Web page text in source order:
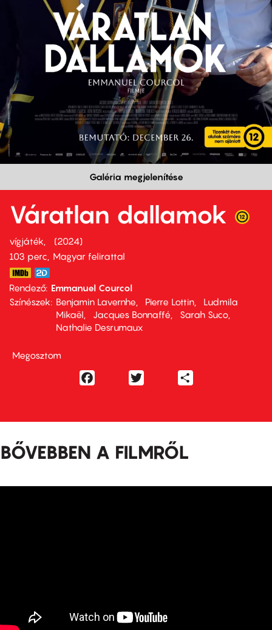
Galéria megjelenítése
Váratlan dallamok
vígjáték
2024
103 perc,
Magyar felirattal
Rendező Emmanuel Courcol
Színészek
Benjamin Lavernhe Pierre Lottin
Ludmila
Mikaël
Jacques Bonnaffé
Sarah Suco
Nathalie Desrumaux
Megosztom
Facebook
BŐVEBBEN A FILMRŐL